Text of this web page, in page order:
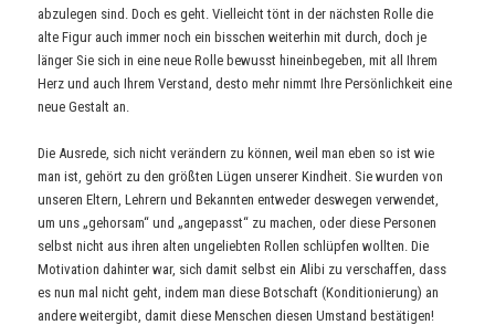
abzulegen sind. Doch es geht. Vielleicht tönt in der nächsten Rolle die
alte Figur auch immer noch ein bisschen weiterhin mit durch, doch je
länger Sie sich in eine neue Rolle bewusst hineinbegeben, mit all Ihrem
Herz und auch Ihrem Verstand, desto mehr nimmt Ihre Persönlichkeit eine
neue Gestalt an.
Die Ausrede, sich nicht verändern zu können, weil man eben so ist wie
man ist, gehört zu den größten Lügen unserer Kindheit. Sie wurden von
unseren Eltern, Lehrern und Bekannten entweder deswegen verwendet,
um uns „gehorsam“ und „angepasst“ zu machen, oder diese Personen
selbst nicht aus ihren alten ungeliebten Rollen schlüpfen wollten. Die
Motivation dahinter war, sich damit selbst ein Alibi zu verschaffen, dass
es nun mal nicht geht, indem man diese Botschaft (Konditionierung) an
andere weitergibt, damit diese Menschen diesen Umstand bestätigen!